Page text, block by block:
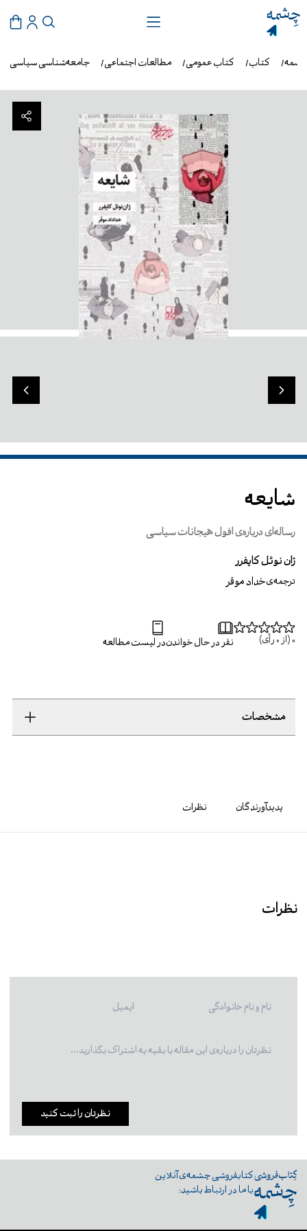
جامعه‌شناسی سیاسی مطالعات اجتماعی کتاب عمومی کتاب
شایعه
رساله‌ای درباره‌ی افول هیجانات سیاسی
ژان نوئل کاپفرر
ترجمه‌یخداد موقر
0 (از 0 رأی) نفر در حال خواندندر لیست مطالعه
مشخصات
پدیدآورندگان نظرات
نظرات
نظرتان را ثبت کنید
کتابفروشی چشمه‌ی آنلاین
با ما در ارتباط باشید: